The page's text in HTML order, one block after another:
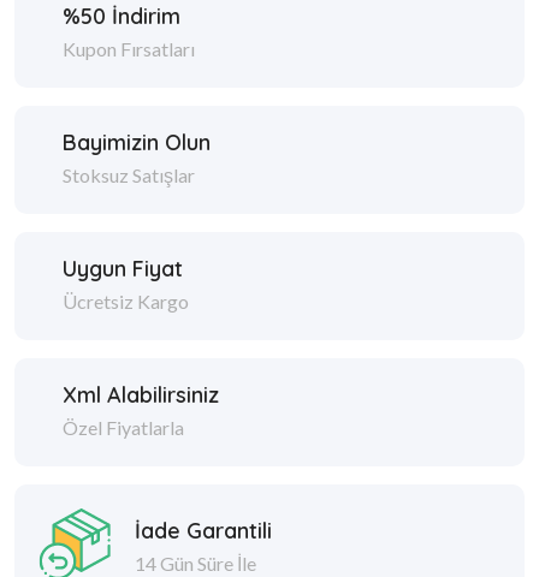
%50 İndirim
Kupon Fırsatları
Bayimizin Olun
Stoksuz Satışlar
Uygun Fiyat
Ücretsiz Kargo
Xml Alabilirsiniz
Özel Fiyatlarla
İade Garantili
14 Gün Süre İle